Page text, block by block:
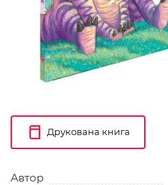
Друкована книга
Автор